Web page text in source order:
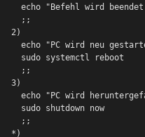
echo "Befehl wird
    ;;
  2)
echo "PC wird neu
    sudo systemctl reboot
    ;;
  3)
echo "PC wird
    sudo shutdown now
    ;;
  *)